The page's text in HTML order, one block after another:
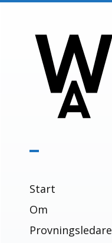
Start
Om
Provningsledare